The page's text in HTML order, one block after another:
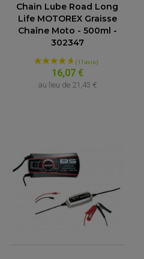
Chain Lube Road Long
Life MOTOREX Graisse
Chaîne Moto - 500ml -
302347
16,07 €
au lieu de 21,43 €